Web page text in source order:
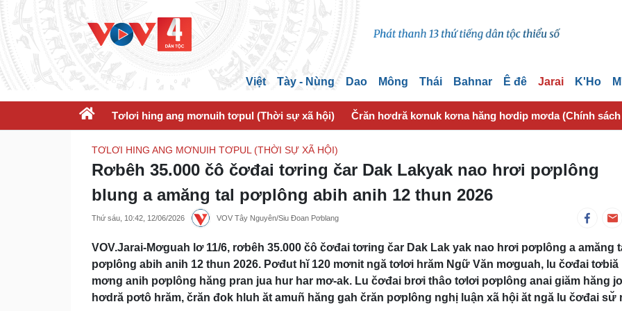
Việt Tày - Nùng Dao Mông Thái Bahnar Ê đê Jarai K'Ho
Tơlơi hing ang mơnuih tơpul (Thời sự xã hội) Črăn hơdră kơnuk kơna hăng hơdip mơda (Chính
TƠLƠI HING ANG MƠNUIH TƠPUL (THỜI SỰ XÃ HỘI)
Rơbêh 35.000 čô čơđai tơring čar Dak Lakyak nao hrơi pơplông
blung a amăng tal pơplông abih anih 12 thun 2026
Thứ sáu, 10:42, 12/06/2026 VOV Tây Nguyên/Siu Đoan Pơblang
VOV.Jarai-Mơguah lơ 11/6, rơbêh 35.000 čô čơđai tơring čar Dak Lak yak nao hrơi pơplông a amăng
pơplông abih anih 12 thun 2026. Pơđut hĭ 120 mơnit ngă tơlơi hrăm Ngữ Văn mơguah, lu čơđai tơbiă
mơng anih pơplông hăng pran jua hur har mơ-ak. Lu čơđai brơi thâo tơlơi pơplông anai giăm hăng
hơdră pơtô hrăm, črăn đok hluh ăt amuñ hăng gah črăn pơplông nghị luận xã hội ăt ngă lu čơđai sư̆